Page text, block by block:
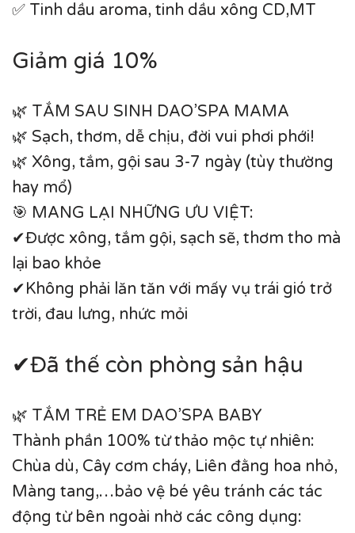
✅ Tinh dầu aroma, tinh dầu xông CD,MT
Giảm giá 10%
🌿 TẮM SAU SINH DAO’SPA MAMA
🌿 Sạch, thơm, dễ chịu, đời vui phơi phới!
🌿 Xông, tắm, gội sau 3-7 ngày (tùy thường
hay mổ)
🎯 MANG LẠI NHỮNG ƯU VIỆT:
✔Được xông, tắm gội, sạch sẽ, thơm tho mà
lại bao khỏe
✔Không phải lăn tăn với mấy vụ trái gió trở
trời, đau lưng, nhức mỏi
✔Đã thế còn phòng sản hậu
🌿 TẮM TRẺ EM DAO’SPA BABY
Thành phần 100% từ thảo mộc tự nhiên:
Chùa dù, Cây cơm cháy, Liên đằng hoa nhỏ,
Màng tang,…bảo vệ bé yêu tránh các tác
động từ bên ngoài nhờ các công dụng: